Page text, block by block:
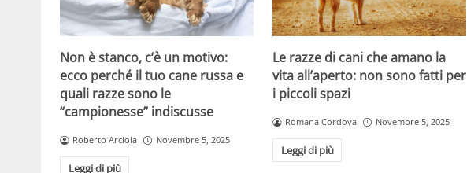
Non è stanco, c’è un motivo:
ecco perché il tuo cane russa e
quali razze sono le
“campionesse” indiscusse
Roberto Arciola Novembre 5, 2025
Leggi di più
Le razze di cani che amano la
vita all’aperto: non sono fatti per
i piccoli spazi
Romana Cordova Novembre 5, 2025
Leggi di più